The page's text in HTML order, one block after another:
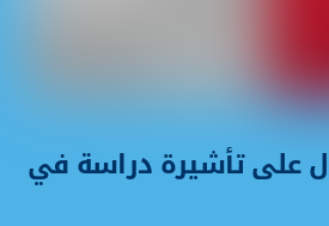
على تأشيرة دراسة في